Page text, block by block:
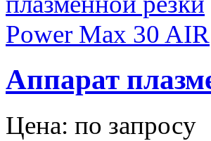
Аппарат
Цена: по запросу